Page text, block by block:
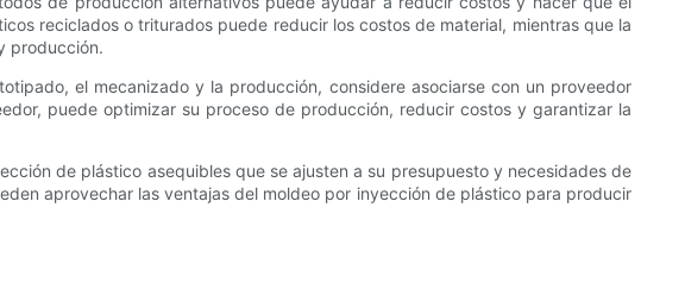
reciclados o triturados puede reducir los costos de material, mientras que la
producción.
el mecanizado y la producción, considere asociarse con un proveedor
puede optimizar su proceso de producción, reducir costos y garantizar la
de plástico asequibles que se ajusten a su presupuesto y necesidades de
aprovechar las ventajas del moldeo por inyección de plástico para producir